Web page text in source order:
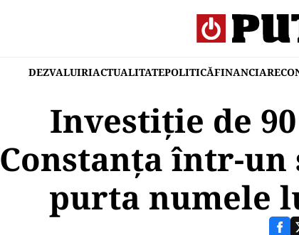
DEZVALUIRIACTUALITATEPOLITICĂFINANCIAR
Investiție de
Constanța într-un
purta numele